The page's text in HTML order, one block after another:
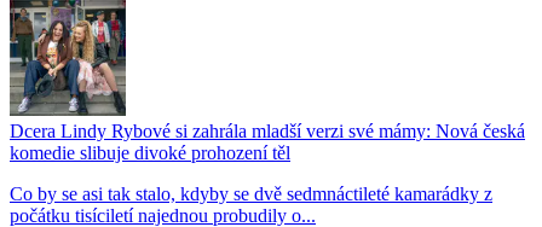
Dcera Lindy Rybové si zahrála mladší verzi své mámy: Nová česká
komedie slibuje divoké prohození těl
Co by se asi tak stalo, kdyby se dvě sedmnáctileté kamarádky z
počátku tisíciletí najednou probudily o...